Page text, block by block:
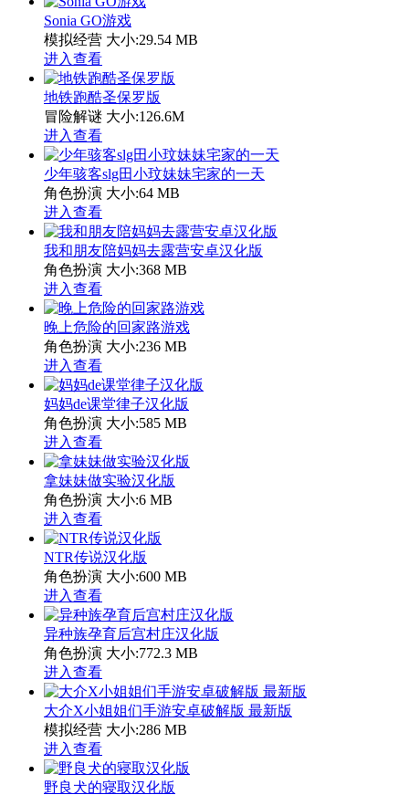
Sonia GO游戏
模拟经营 大小:29.54 MB
进入查看
地铁跑酷圣保罗版
冒险解谜 大小:126.6M
进入查看
少年骇客slg田小玟妹妹宅家的一天
角色扮演 大小:64 MB
进入查看
我和朋友陪妈妈去露营安卓汉化版
角色扮演 大小:368 MB
进入查看
晚上危险的回家路游戏
角色扮演 大小:236 MB
进入查看
妈妈de课堂律子汉化版
角色扮演 大小:585 MB
进入查看
拿妹妹做实验汉化版
角色扮演 大小:6 MB
进入查看
NTR传说汉化版
角色扮演 大小:600 MB
进入查看
异种族孕育后宫村庄汉化版
角色扮演 大小:772.3 MB
进入查看
大介X小姐姐们手游安卓破解版 最新版
模拟经营 大小:286 MB
进入查看
野良犬的寝取汉化版